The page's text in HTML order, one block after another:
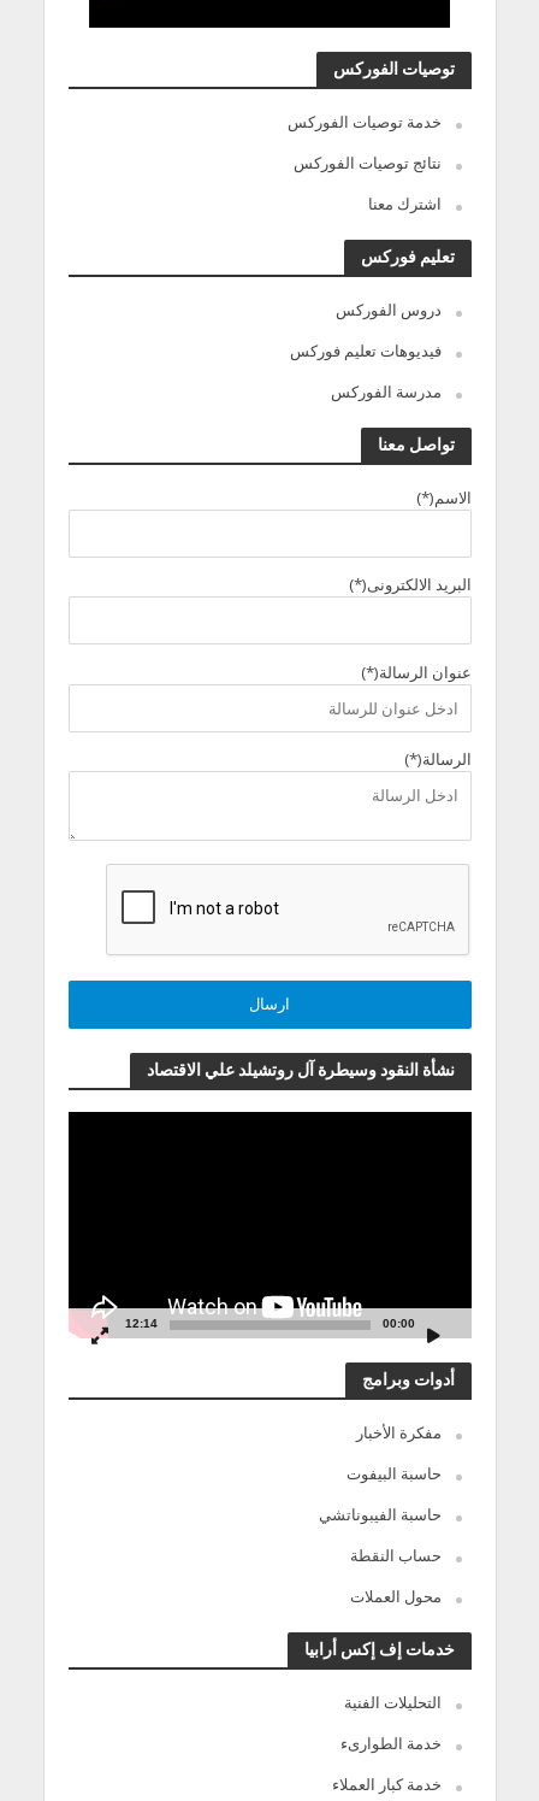
توصيات الفوركس
خدمة توصيات الفوركس
نتائج توصيات الفوركس
اشترك معنا
تعليم فوركس
دروس الفوركس
فيديوهات تعليم فوركس
مدرسة الفوركس
تواصل معنا
الاسم(*)
البريد الالكترونى(*)
عنوان الرسالة(*)
الرسالة(*)
نشأة النقود وسيطرة آل روتشيلد علي الاقتصاد
00:00
12:14
أدوات وبرامج
مفكرة الأخبار
حاسبة البيفوت
حاسبة الفيبوناتشي
حساب النقطة
محول العملات
خدمات إف إكس أرابيا
التحليلات الفنية
خدمة الطوارىء
خدمة كبار العملاء